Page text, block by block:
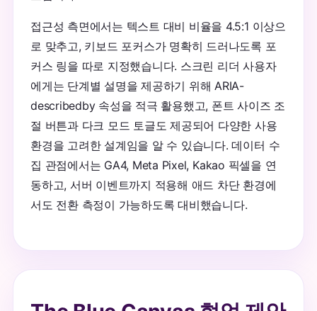
접근성 측면에서는 텍스트 대비 비율을 4.5:1 이상으
로 맞추고, 키보드 포커스가 명확히 드러나도록 포
커스 링을 따로 지정했습니다. 스크린 리더 사용자
에게는 단계별 설명을 제공하기 위해 ARIA-
describedby 속성을 적극 활용했고, 폰트 사이즈 조
절 버튼과 다크 모드 토글도 제공되어 다양한 사용
환경을 고려한 설계임을 알 수 있습니다. 데이터 수
집 관점에서는 GA4, Meta Pixel, Kakao 픽셀을 연
동하고, 서버 이벤트까지 적용해 애드 차단 환경에
서도 전환 측정이 가능하도록 대비했습니다.